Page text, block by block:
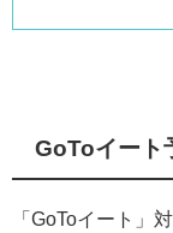
GoToイート
「GoToイート」